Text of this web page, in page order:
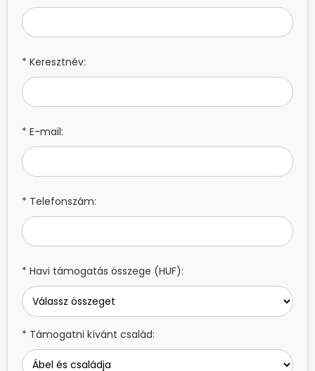
* Keresztnév:
* E-mail:
* Telefonszám:
* Havi támogatás összege (HUF):
* Támogatni kívánt család: